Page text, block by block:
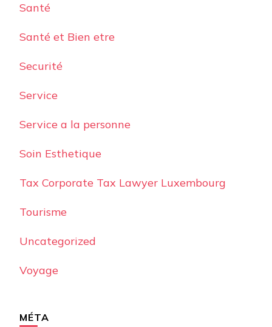
Santé
Santé et Bien etre
Securité
Service
Service a la personne
Soin Esthetique
Tax Corporate Tax Lawyer Luxembourg
Tourisme
Uncategorized
Voyage
MÉTA